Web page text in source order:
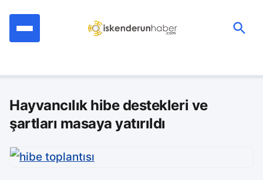
Hayvancılık hibe destekleri ve
şartları masaya yatırıldı